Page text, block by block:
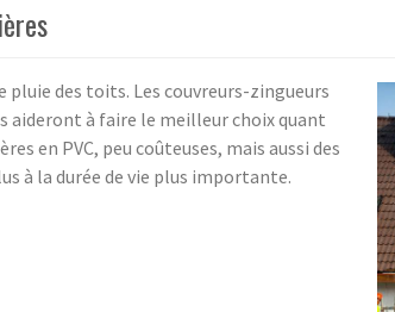
pluie des toits. Les couvreurs-zingueurs
aideront à faire le meilleur choix quant
en PVC, peu coûteuses, mais aussi des
à la durée de vie plus importante.